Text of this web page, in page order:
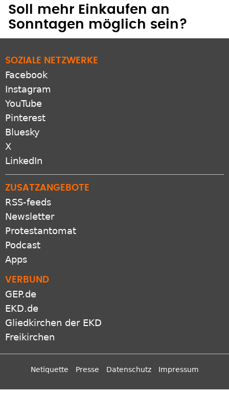
Soll mehr Einkaufen an
Sonntagen möglich sein?
SOZIALE NETZWERKE
Facebook
Instagram
YouTube
Pinterest
Bluesky
X
LinkedIn
ZUSATZANGEBOTE
RSS-feeds
Newsletter
Protestantomat
Podcast
Apps
VERBUND
GEP.de
EKD.de
Gliedkirchen der EKD
Freikirchen
Netiquette Presse Datenschutz Impressum